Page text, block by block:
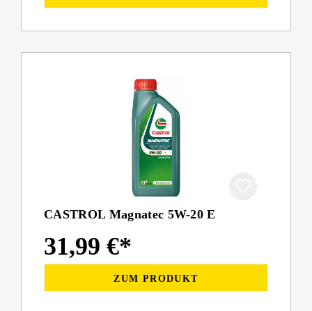
CASTROL Magnatec 5W-20 E
31,99 €*
ZUM PRODUKT